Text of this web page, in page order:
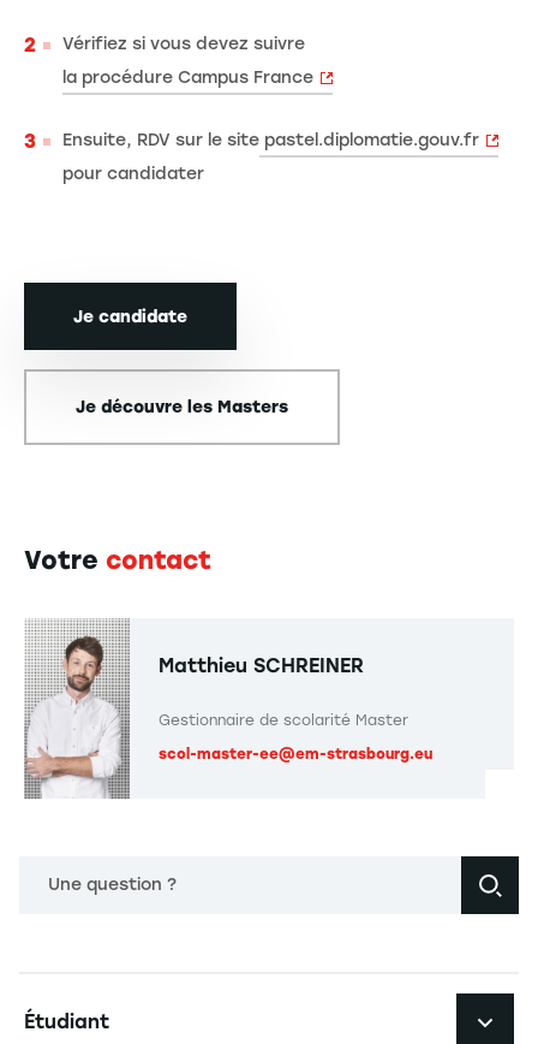
Vérifiez si vous devez suivre
la procédure Campus France
Ensuite, RDV sur le site pastel.diplomatie.gouv.fr
pour candidater
Je candidate
Je découvre les Masters
Votre contact
Matthieu SCHREINER
Gestionnaire de scolarité Master
scol-master-ee@em-strasbourg.eu
Une question ?
Étudiant